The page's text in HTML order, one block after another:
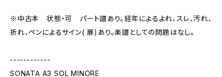
※中古本 状態・可 パート譜あり。経年によるよれ、スレ、汚れ、
折れ、ペンによるサイン( 扉)あり。楽譜としての問題はなし。
------------
SONATA A3 SOL MINORE